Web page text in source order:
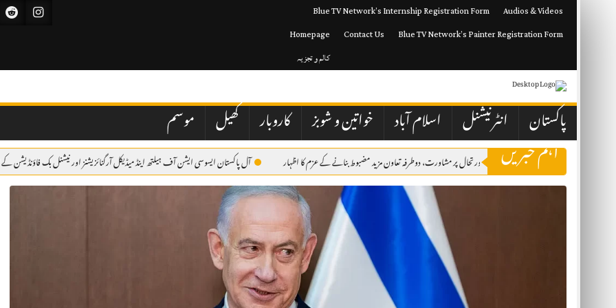
to
Audios & Videos
Blue TV Network’s Internship Registration Form
Blue TV Network’s Painter Registration Form
Contact Us
Homepage
کالم و تجزیہ
پاکستان انٹرنیشنل اسلام آباد خواتین و شوبز کاروبار کھیل موسم
اہم خبریں
اور کویت نے مشرقِ وسطیٰ کی صورتحال پر مشاورت، دوطرفہ تعاون مزید مضبوط بنانے کے عزم کا اظہار آل پاکستان ایسوسی ایشن آف ہیلتھ اینڈ میڈیکل آرگنائزیشنز اور نیشنل بک فاؤنڈیشن کے اشتراک سے